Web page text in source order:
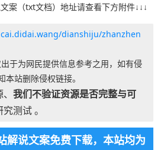
案（txt文档）地址请查看下方附件↓↓↓
dianshiju/zhanzhen
于为网民提供信息参考之用，如有侵
站删除侵权链接。
我们不验证资源是否完整与可
测试 。
解说文案免费下载，本站均为